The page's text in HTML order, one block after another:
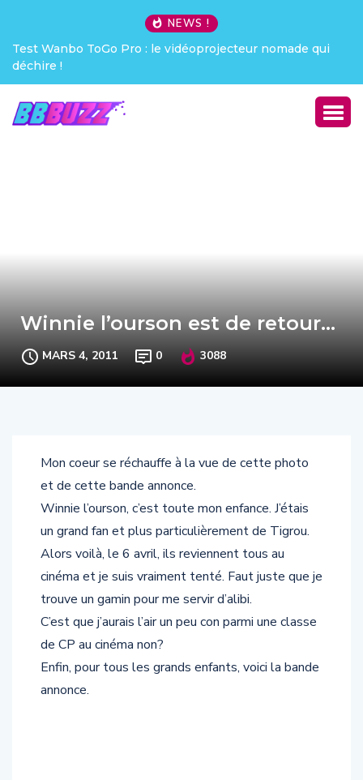
NEWS !
Test Wanbo ToGo Pro : le vidéoprojecteur nomade qui
déchire !
Winnie l’ourson est de retour…
MARS 4, 2011 0 3088
Mon coeur se réchauffe à la vue de cette photo
et de cette bande annonce.
Winnie l’ourson, c’est toute mon enfance. J’étais
un grand fan et plus particulièrement de Tigrou.
Alors voilà, le 6 avril, ils reviennent tous au
cinéma et je suis vraiment tenté. Faut juste que je
trouve un gamin pour me servir d’alibi.
C’est que j’aurais l’air un peu con parmi une classe
de CP au cinéma non?
Enfin, pour tous les grands enfants, voici la bande
annonce.